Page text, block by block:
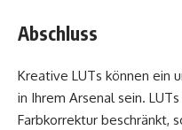
Abschluss
Kreative LUTs können ein
in Ihrem Arsenal sein.
Farbkorrektur beschränkt,